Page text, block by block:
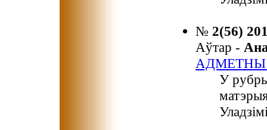
№ 2(56)
Аўтар -
У